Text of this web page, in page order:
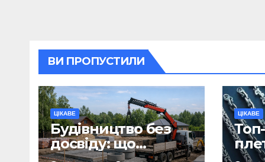
ВИ ПРОПУСТИЛИ
ЦІКАВЕ
Будівництво без
досвіду: що
потрібно
ЦІКАВЕ